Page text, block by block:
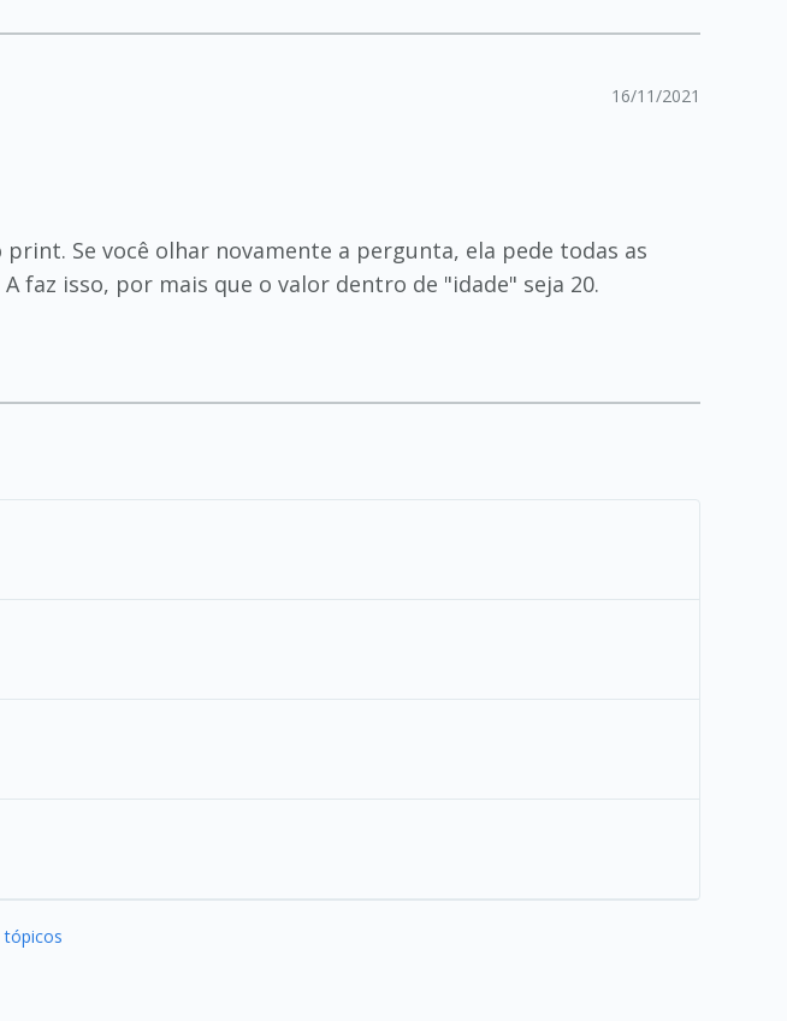
16/11/2021
Se você olhar novamente a pergunta, ela pede todas as
faz isso, por mais que o valor dentro de "idade" seja 20.